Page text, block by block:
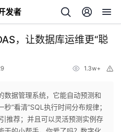
发者
，让数据库运维更“聪
1.3w+
数据管理系统，它能自动预测和
“看清”SQL执行时间分布规律；
推荐；并且可以灵活预测实例存